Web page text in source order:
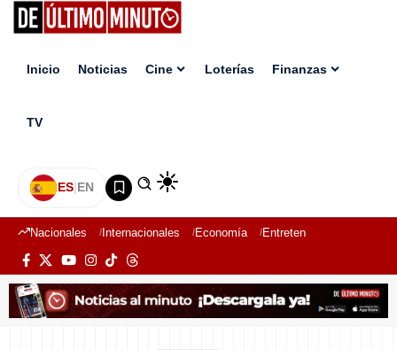
Inicio Noticias Cine Loterías Finanzas
TV
ES|EN
Nacionales Internacionales Economía Entretenimiento